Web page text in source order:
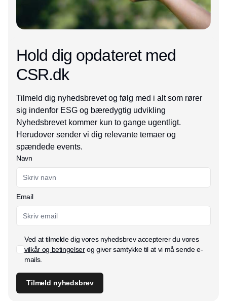
Hold dig opdateret med
CSR.dk
Tilmeld dig nyhedsbrevet og følg med i alt som rører
sig indenfor ESG og bæredygtig udvikling
Nyhedsbrevet kommer kun to gange ugentligt.
Herudover sender vi dig relevante temaer og
spændede events.
Navn
Email
Ved at tilmelde dig vores nyhedsbrev accepterer du vores
vilkår og betingelserog giver samtykke til at vi må sende e-
mails.
Tilmeld nyhedsbrev